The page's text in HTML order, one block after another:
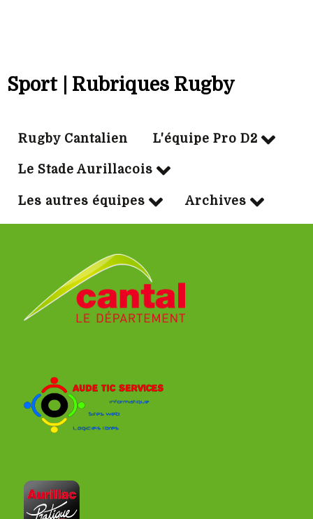
Sport | Rubriques Rugby
Rugby Cantalien L'équipe Pro D2
Le Stade Aurillacois
Les autres équipes Archives